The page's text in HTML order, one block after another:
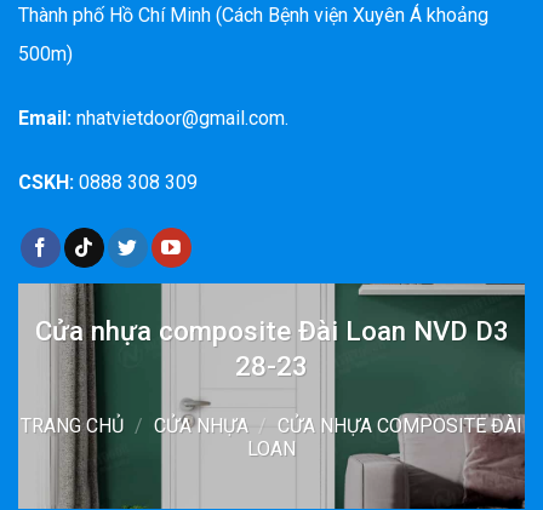
Thành phố Hồ Chí Minh (Cách Bệnh viện Xuyên Á khoảng
500m)
Email: nhatvietdoor@gmail.com.
CSKH: 0888 308 309
Cửa nhựa composite Đài Loan NVD D3
28-23
TRANG CHỦ / CỬA NHỰA / CỬA NHỰA COMPOSITE ĐÀI
LOAN